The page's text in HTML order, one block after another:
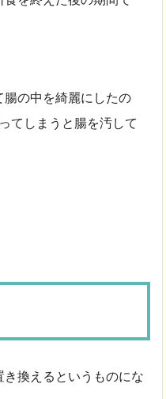
腸の中を綺麗にしたの
てしまうと腸を汚して
換えるというものにな